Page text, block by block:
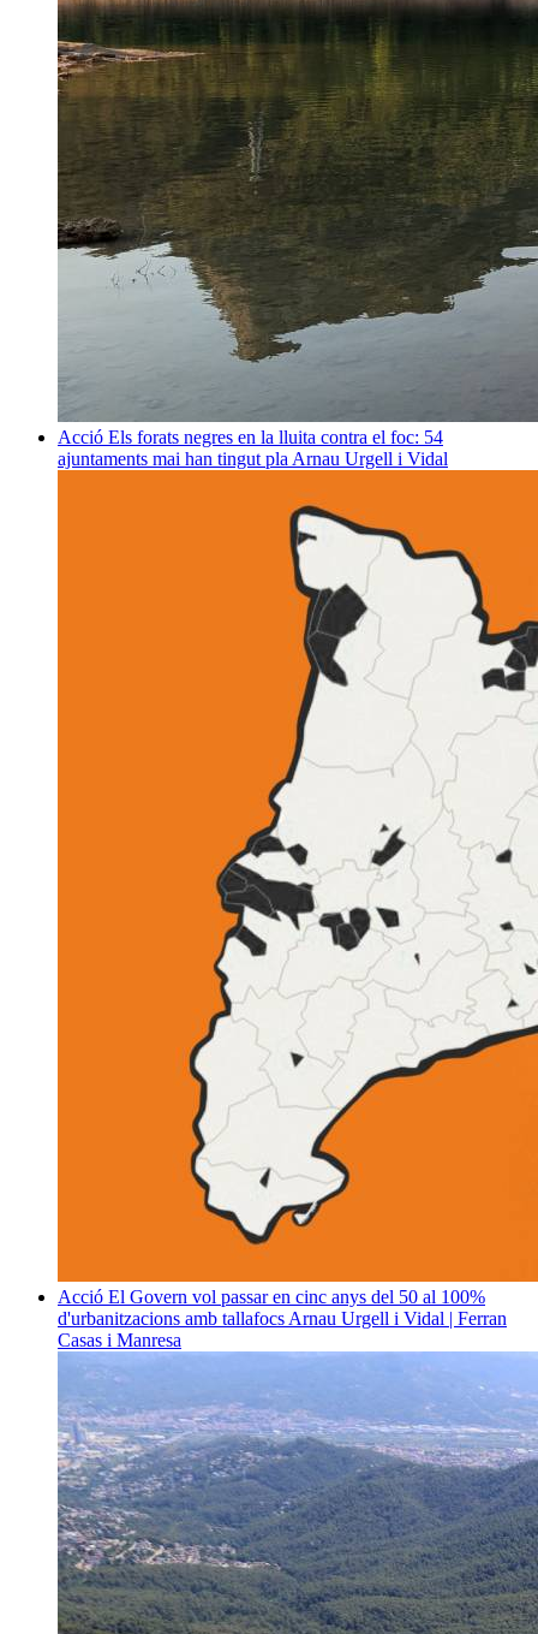
Acció Els forats negres en la lluita contra el foc: 54
ajuntaments mai han tingut pla Arnau Urgell i Vidal
Acció El Govern vol passar en cinc anys del 50 al 100%
d'urbanitzacions amb tallafocs Arnau Urgell i Vidal | Ferran
Casas i Manresa